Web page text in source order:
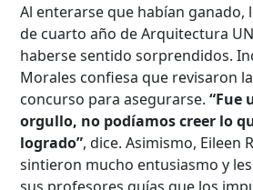
Al enterarse que habían ganado,
de cuarto año de Arquitectura
haberse sentido sorprendidos.
Morales confiesa que revisaron
concurso para asegurarse.“Fue
orgullo, no podíamos creer lo
logrado”, dice. Asimismo, Eileen
sintieron mucho entusiasmo y